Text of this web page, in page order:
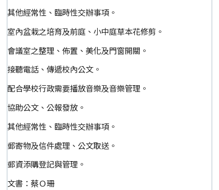
其他經常性、臨時性交辦事項。
室內盆栽之培育及前庭、小中庭草本花修剪。
會議室之整理、佈置、美化及門窗開關。
接聽電話、傳遞校內公文。
配合學校行政需要播放音樂及音樂管理。
協助公文、公報發放。
其他經常性、臨時性交辦事項。
郵寄物及信件處理、公文取送。
郵資添購登記與管理。
文書：蔡Ｏ珊